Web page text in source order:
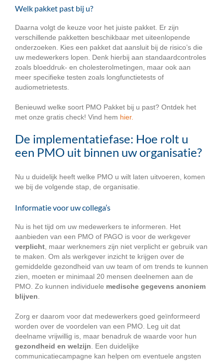
Welk pakket past bij u?
Daarna volgt de keuze voor het juiste pakket. Er zijn
verschillende pakketten beschikbaar met uiteenlopende
onderzoeken. Kies een pakket dat aansluit bij de risico’s die
uw medewerkers lopen. Denk hierbij aan standaardcontroles
zoals bloeddruk- en cholesterolmetingen, maar ook aan
meer specifieke testen zoals longfunctietests of
audiometrietests.
Benieuwd welke soort PMO Pakket bij u past? Ontdek het
met onze gratis check! Vind hem hier.
De implementatiefase: Hoe rolt u
een PMO uit binnen uw organisatie?
Nu u duidelijk heeft welke PMO u wilt laten uitvoeren, komen
we bij de volgende stap, de organisatie.
Informatie voor uw collega’s
Nu is het tijd om uw medewerkers te informeren. Het
aanbieden van een PMO of PAGO is voor de werkgever
verplicht, maar werknemers zijn niet verplicht er gebruik van
te maken. Om als werkgever inzicht te krijgen over de
gemiddelde gezondheid van uw team of om trends te kunnen
zien, moeten er minimaal 20 mensen deelnemen aan de
PMO. Zo kunnen individuele medische gegevens anoniem
blijven.
Zorg er daarom voor dat medewerkers goed geïnformeerd
worden over de voordelen van een PMO. Leg uit dat
deelname vrijwillig is, maar benadruk de waarde voor hun
gezondheid en welzijn. Een duidelijke
communicatiecampagne kan helpen om eventuele angsten